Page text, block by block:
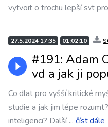
vytvoit o trochu lepší svt pro
27.5.2024 17:35 01:02:10
#191: Adam
vd a jak ji
Co dlat pro vyšší kritické
studie a jak jim lépe
inteligenci? Další... číst dále